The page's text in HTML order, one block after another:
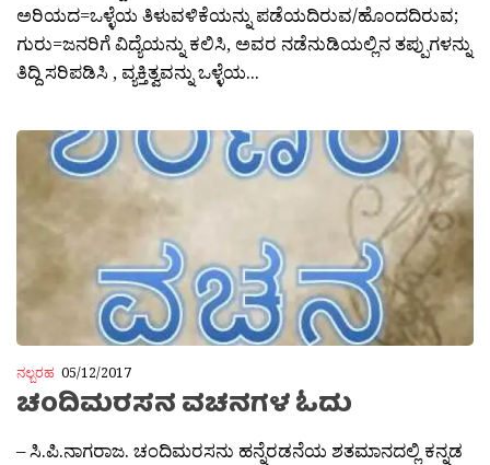
ಅರಿಯದ=ಒಳ್ಳೆಯ ತಿಳುವಳಿಕೆಯನ್ನು ಪಡೆಯದಿರುವ/ಹೊಂದದಿರುವ;
ಗುರು=ಜನರಿಗೆ ವಿದ್ಯೆಯನ್ನು ಕಲಿಸಿ, ಅವರ ನಡೆನುಡಿಯಲ್ಲಿನ ತಪ್ಪುಗಳನ್ನು
ತಿದ್ದಿ ಸರಿಪಡಿಸಿ , ವ್ಯಕ್ತಿತ್ವವನ್ನು ಒಳ್ಳೆಯ...
ನಲ್ಬರಹ 05/12/2017
ಚಂದಿಮರಸನ ವಚನಗಳ ಓದು
– ಸಿ.ಪಿ.ನಾಗರಾಜ. ಚಂದಿಮರಸನು ಹನ್ನೆರಡನೆಯ ಶತಮಾನದಲ್ಲಿ ಕನ್ನಡ